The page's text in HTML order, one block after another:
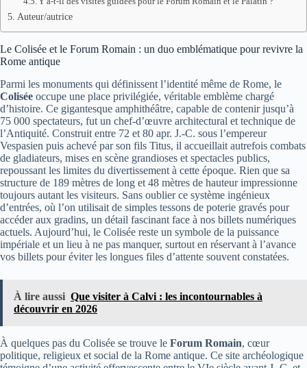
Auteur/autrice
Le Colisée et le Forum Romain : un duo emblématique pour revivre la
Rome antique
Parmi les monuments qui définissent l’identité même de Rome, le
Colisée occupe une place privilégiée, véritable emblème chargé
d’histoire. Ce gigantesque amphithéâtre, capable de contenir jusqu’à
75 000 spectateurs, fut un chef-d’œuvre architectural et technique de
l’Antiquité. Construit entre 72 et 80 apr. J.-C. sous l’empereur
Vespasien puis achevé par son fils Titus, il accueillait autrefois combats
de gladiateurs, mises en scène grandioses et spectacles publics,
repoussant les limites du divertissement à cette époque. Rien que sa
structure de 189 mètres de long et 48 mètres de hauteur impressionne
toujours autant les visiteurs. Sans oublier ce système ingénieux
d’entrées, où l’on utilisait de simples tessons de poterie gravés pour
accéder aux gradins, un détail fascinant face à nos billets numériques
actuels. Aujourd’hui, le Colisée reste un symbole de la puissance
impériale et un lieu à ne pas manquer, surtout en réservant à l’avance
vos billets pour éviter les longues files d’attente souvent constatées.
À lire aussi Que visiter à Calvi : les incontournables à
découvrir en 2026
À quelques pas du Colisée se trouve le Forum Romain, cœur
politique, religieux et social de la Rome antique. Ce site archéologique